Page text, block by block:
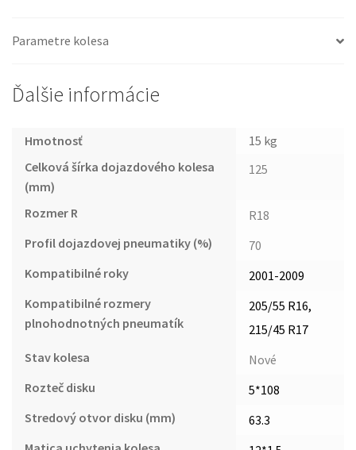
Parametre kolesa
Ďalšie informácie
Hmotnosť
15 kg
Celková šírka dojazdového kolesa
(mm)
125
Rozmer R
R18
Profil dojazdovej pneumatiky (%)
70
Kompatibilné roky
2001-2009
Kompatibilné rozmery
plnohodnotných pneumatík
205/55 R16,
215/45 R17
Stav kolesa
Nové
Rozteč disku
5*108
Stredový otvor disku (mm)
63.3